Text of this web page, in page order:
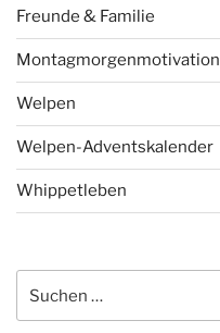
Freunde & Familie
Montagmorgenmotivation
Welpen
Welpen-Adventskalender
Whippetleben
nach: